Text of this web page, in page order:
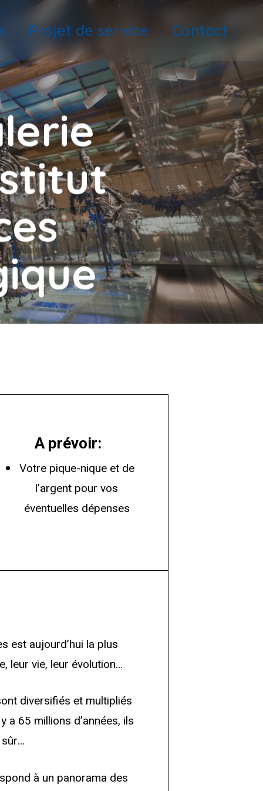
Projet de service Contact
A prévoir:
Votre pique-nique et de
l’argent pour vos
éventuelles dépenses
est aujourd’hui la plus
leur vie, leur évolution…
diversifiés et multipliés
65 millions d’années, ils
à un panorama des